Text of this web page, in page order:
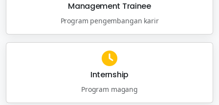
Management Trainee
Program pengembangan karir
Internship
Program magang